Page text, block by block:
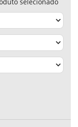
selecionado